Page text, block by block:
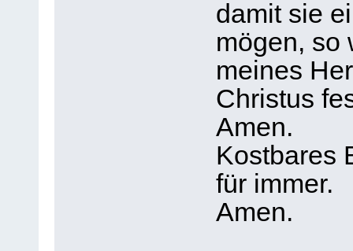
damit sie
mögen, so
meines
Christus
Amen.
Kostbares
für immer.
Amen.